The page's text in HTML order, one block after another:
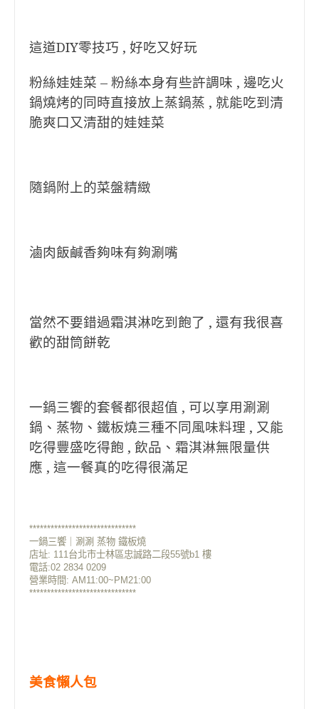
這道DIY零技巧 , 好吃又好玩
粉絲娃娃菜 – 粉絲本身有些許調味 , 邊吃火
鍋燒烤的同時直接放上蒸鍋蒸 , 就能吃到清
脆爽口又清甜的娃娃菜
隨鍋附上的菜盤精緻
滷肉飯鹹香夠味有夠涮嘴
當然不要錯過霜淇淋吃到飽了 , 還有我很喜
歡的甜筒餅乾
一鍋三饗的套餐都很超值 , 可以享用涮涮
鍋、蒸物、鐵板燒三種不同風味料理 , 又能
吃得豐盛吃得飽 , 飲品、霜淇淋無限量供
應 , 這一餐真的吃得很滿足
******************************
一鍋三饗｜涮涮 蒸物 鐵板燒
店址: 111台北市士林區忠誠路二段55號b1 樓
電話:02 2834 0209
營業時間: AM11:00~PM21:00
******************************
美食懶人包